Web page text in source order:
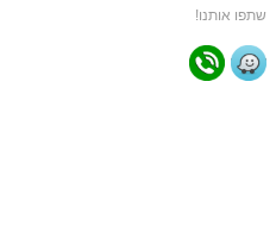
שתפו אותנו!